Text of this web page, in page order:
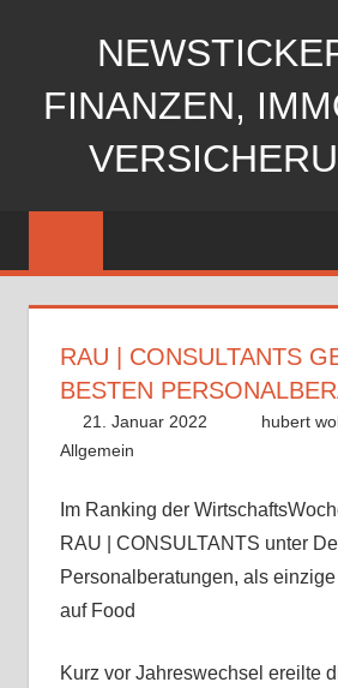
FINANZEN,
RAU | CONSULTANTS
BESTEN
21. Januar 2022
hubert
Allgemein
Im Ranking der
RAU | CONSULTANTS unter
Personalberatungen, als
auf Food
Kurz vor Jahreswechsel ereilte